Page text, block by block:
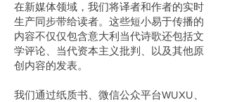
在新媒体领域，我们将译者和作者的实时
生产同步带给读者。这些短小易于传播的
内容不仅仅包含意大利当代诗歌还包括文
学评论、当代资本主义批判、以及其他原
创内容的发表。
我们通过纸质书、微信公众平台WUXU、